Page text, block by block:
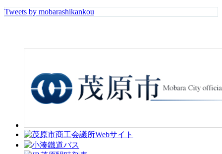
Tweets by mobarashikankou